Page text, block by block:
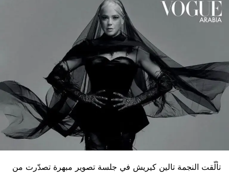
تألّقت النجمة تالين كيريش في جلسة تصوير مبهرة تصدّرت من